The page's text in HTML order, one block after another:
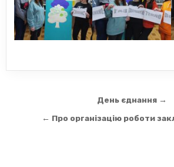
записів
День єднання →
← Про організацію роботи